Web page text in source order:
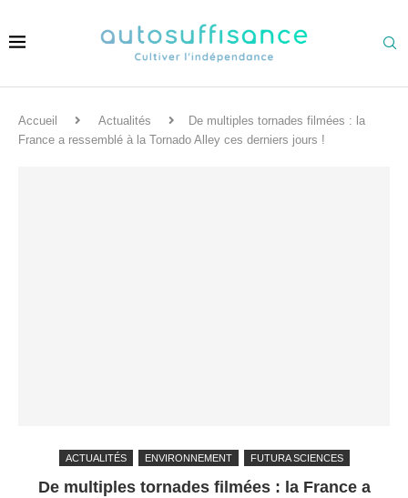
Accueil Actualités
De multiples tornades filmées : la
France a ressemblé à la Tornado Alley ces derniers jours !
ACTUALITÉS ENVIRONNEMENT FUTURA SCIENCES
De multiples tornades filmées : la France a